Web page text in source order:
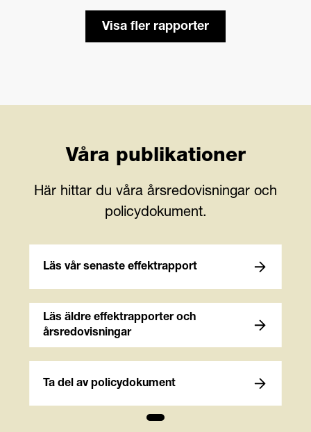
Visa fler rapporter
Våra publikationer
Här hittar du våra årsredovisningar och
policydokument.
Läs vår senaste effektrapport
Läs äldre effektrapporter och
årsredovisningar
Ta del av policydokument